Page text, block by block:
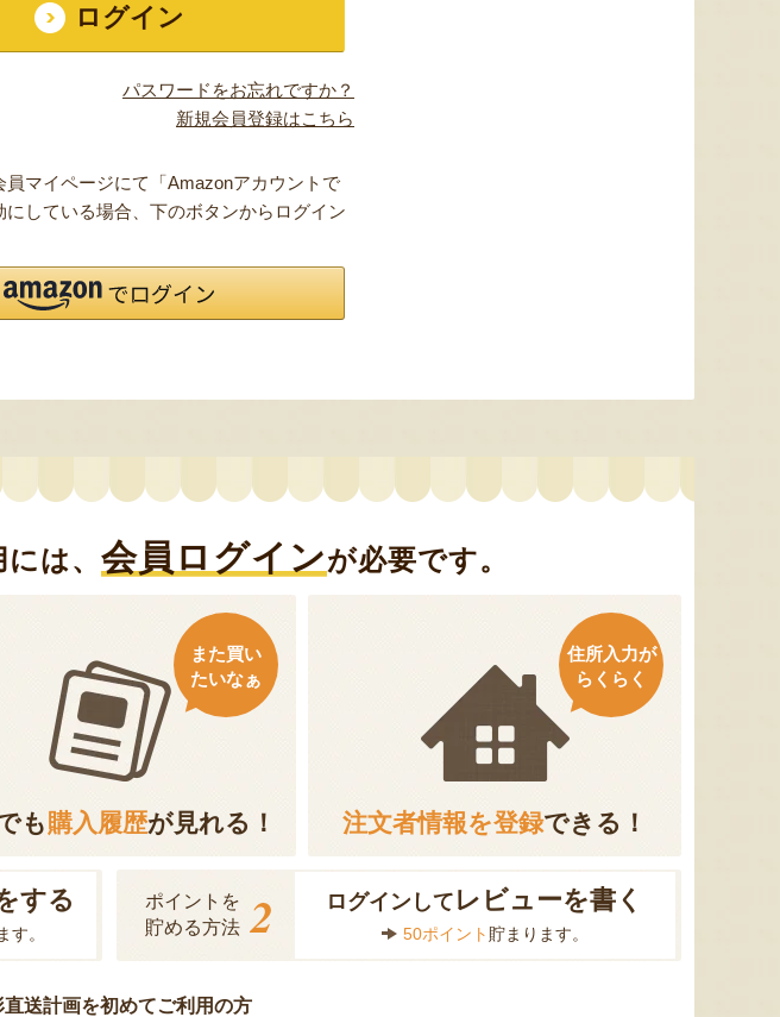
パスワードをお忘れですか？
新規会員登録はこちら
員マイページにて「Amazonアカウントで
にしている場合、下のボタンからログイン
は、 会員ログインが必要です。
も購入履歴が見れる！
また買い
たいなぁ
注文者情報を登録できる！
住所入力が
らくらく
する
す。
ポイントを
貯める方法 2 ログインして レビューを書く
50ポイント 貯まります。
直送計画を初めてご利用の方